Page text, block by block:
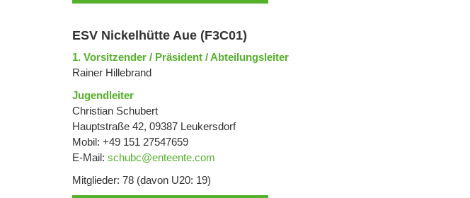
ESV Nickelhütte Aue (F3C01)
1. Vorsitzender / Präsident / Abteilungsleiter
Rainer Hillebrand
Jugendleiter
Christian Schubert
Hauptstraße 42, 09387 Leukersdorf
Mobil: +49 151 27547659
E-Mail: schubc@enteente.com
Mitglieder: 78 (davon U20: 19)